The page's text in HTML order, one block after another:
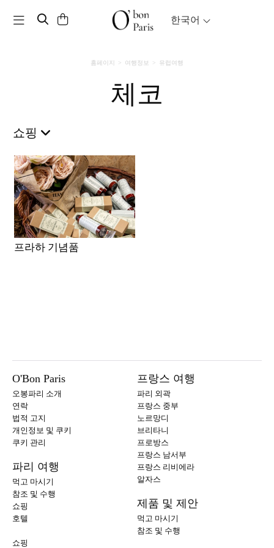
Toggle navigation 한국어
홈페이지 여행정보 유럽여행
체코
쇼핑
프라하 기념품
O'Bon Paris
오봉파리 소개
연락
법적 고지
개인정보 및 쿠키
쿠키 관리
파리 여행
먹고 마시기
참조 및 수행
쇼핑
호텔
프랑스 여행
파리 외곽
프랑스 중부
노르망디
브리타니
프로방스
프랑스 남서부
프랑스 리비에라
알자스
제품 및 제안
먹고 마시기
참조 및 수행
쇼핑